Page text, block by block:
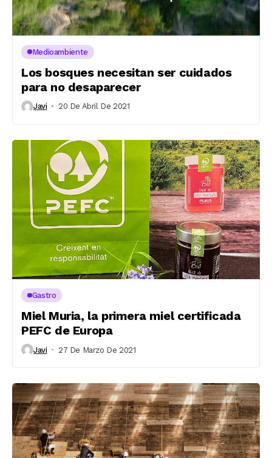
Medioambiente
Los bosques necesitan ser cuidados
para no desaparecer
Javi 20 De Abril De 2021
Gastro
Miel Muria, la primera miel certificada
PEFC de Europa
Javi 27 De Marzo De 2021